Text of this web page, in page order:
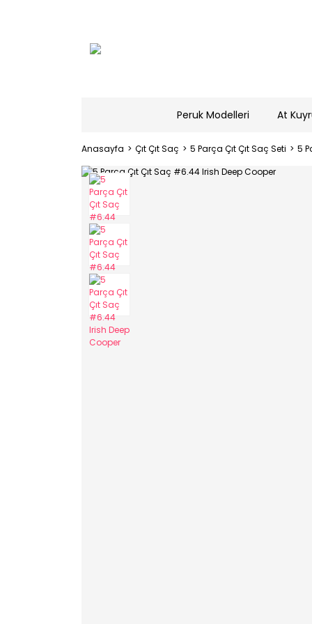
Peruk Modelleri At
Anasayfa Çıt Çıt Saç 5 Parça Çıt Çıt Saç Seti 5